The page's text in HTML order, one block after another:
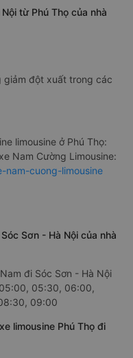
từ Phú Thọ của nhà
giảm đột xuất trong các
limousine ở Phú Thọ:
Nam Cường Limousine:
nam-cuong-limousine
Sơn - Hà Nội của nhà
đi Sóc Sơn - Hà Nội
05:30, 06:00,
09:00
limousine Phú Thọ đi